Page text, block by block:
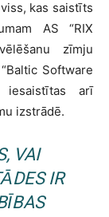
kas saistīts
AS “RIX
zīmju
Software
iesaistītas arī
izstrādē.
VAI
IR